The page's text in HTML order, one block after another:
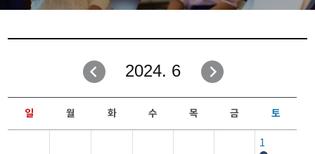
2024. 6
일 월 화 수 목 금 토
1